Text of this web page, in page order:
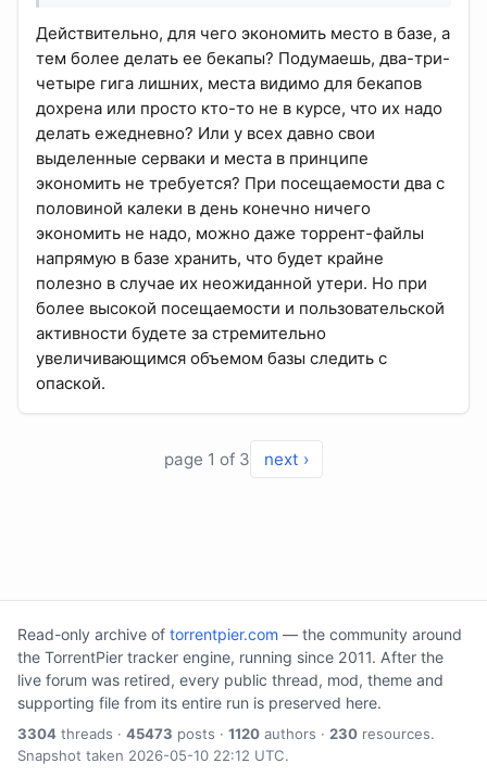
Действительно, для чего экономить место в базе, а
тем более делать ее бекапы? Подумаешь, два-три-
четыре гига лишних, места видимо для бекапов
дохрена или просто кто-то не в курсе, что их надо
делать ежедневно? Или у всех давно свои
выделенные серваки и места в принципе
экономить не требуется? При посещаемости два с
половиной калеки в день конечно ничего
экономить не надо, можно даже торрент-файлы
напрямую в базе хранить, что будет крайне
полезно в случае их неожиданной утери. Но при
более высокой посещаемости и пользовательской
активности будете за стремительно
увеличивающимся объемом базы следить с
опаской.
page 1 of 3 next ›
Read-only archive of torrentpier.com — the community around
the TorrentPier tracker engine, running since 2011. After the
live forum was retired, every public thread, mod, theme and
supporting file from its entire run is preserved here.
3304 threads · 45473 posts · 1120 authors · 230 resources.
Snapshot taken 2026-05-10 22:12 UTC.